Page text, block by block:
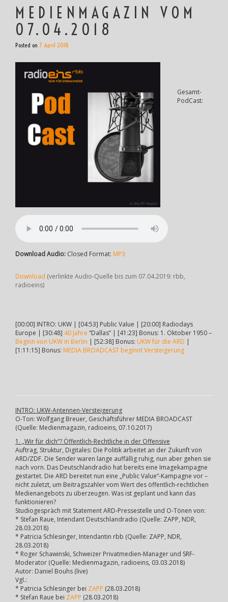
MEDIENMAGAZIN VOM
07.04.2018
Posted on 7. April 2018
Gesamt-
PodCast:
Download Audio: Closed Format: MP3
Download (verlinkte Audio-Quelle bis zum 07.04.2019: rbb,
radioeins)
[00:00] INTRO: UKW | [04:53] Public Value | [20:00] Radiodays
Europe | [30:48] 40 Jahre “Dallas” | [41:23] Bonus: 1. Oktober 1950 –
Beginn von UKW in Berlin | [52:38] Bonus: UKW für die ARD |
[1:11:15] Bonus: MEDIA BROADCAST beginnt Versteigerung
INTRO: UKW-Antennen-Versteigerung
O-Ton: Wolfgang Breuer, Geschäftsführer MEDIA BROADCAST
(Quelle: Medienmagazin, radioeins, 07.10.2017)
1. „Wir für dich“? Öffentlich-Rechtliche in der Offensive
Auftrag, Struktur, Digitales: Die Politik arbeitet an der Zukunft von
ARD/ZDF. Die Sender waren lange auffällig ruhig, nun aber gehen sie
nach vorn. Das Deutschlandradio hat bereits eine Imagekampagne
gestartet. Die ARD bereitet nun eine „Public Value“-Kampagne vor –
nicht zuletzt, um Beitragszahler vom Wert des öffentlich-rechtlichen
Medienangebots zu überzeugen. Was ist geplant und kann das
funktionieren?
Studiogespräch mit Statement ARD-Pressestelle und O-Tönen von:
* Stefan Raue, Intendant Deutschlandradio (Quelle: ZAPP, NDR,
28.03.2018)
* Patricia Schlesinger, Intendantin rbb (Quelle: ZAPP, NDR,
28.03.2018)
* Roger Schawinski, Schweizer Privatmedien-Manager und SRF-
Moderator (Quelle: Medienmagazin, radioeins, 03.03.2018)
Autor: Daniel Bouhs (live)
Vgl.:
* Patricia Schlesinger bei ZAPP (28.03.2018)
* Stefan Raue bei ZAPP (28.03.2018)